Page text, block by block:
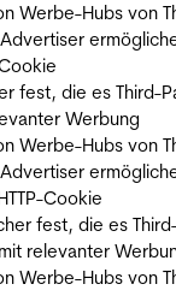
Werbe-Hubs von
fest, die es Third-
Werbung
Werbe-Hubs von
Cookie
fest, die es
relevanter
Werbe-Hubs von